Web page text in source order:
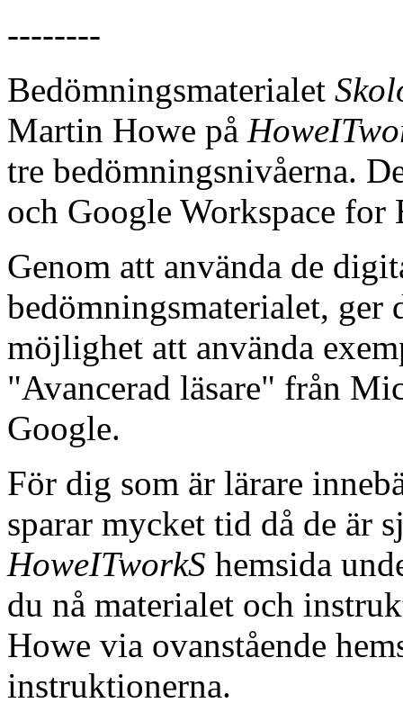
--------
Bedömningsmaterialet
Martin Howe på
tre bedömningsnivåerna.
och Google Workspace for
Genom att använda de
bedömningsmaterialet, ger
möjlighet att använda
"Avancerad läsare" från
Google.
För dig som är lärare
sparar mycket tid då de är
HoweITworkS hemsida
du nå materialet och
Howe via ovanstående
instruktionerna.